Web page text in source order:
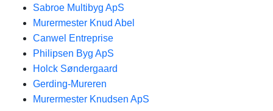
Sabroe Multibyg ApS
Murermester Knud Abel
Canwel Entreprise
Philipsen Byg ApS
Holck Søndergaard
Gerding-Mureren
Murermester Knudsen ApS